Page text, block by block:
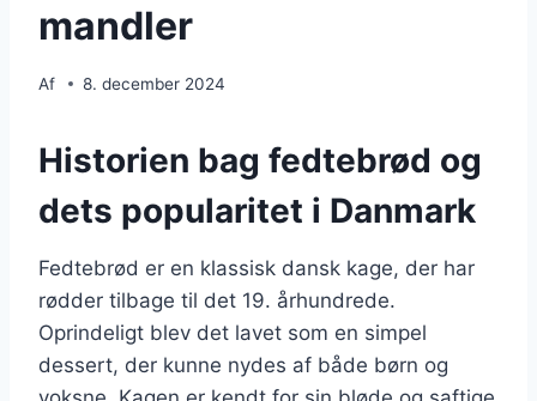
mandler
Af 8. december 2024
Historien bag fedtebrød og
dets popularitet i Danmark
Fedtebrød er en klassisk dansk kage, der har
rødder tilbage til det 19. århundrede.
Oprindeligt blev det lavet som en simpel
dessert, der kunne nydes af både børn og